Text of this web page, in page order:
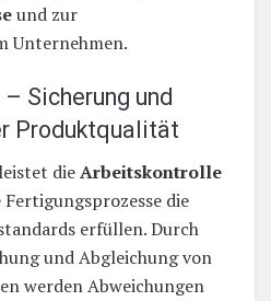
und zur
Unternehmen.
Sicherung und
Produktqualität
dieArbeitskontrolle
die
erfüllen. Durch
und Abgleichung von
werden Abweichungen